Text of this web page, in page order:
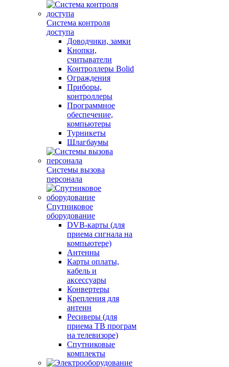
Система контроля
доступа
Доводчики, замки
Кнопки,
считыватели
Контроллеры Bolid
Ограждения
Приборы,
контроллеры
Программное
обеспечение,
компьютеры
Турникеты
Шлагбаумы
Системы вызова
персонала
Спутниковое
оборудование
DVB-карты (для
приема сигнала на
компьютере)
Антенны
Карты оплаты,
кабель и
аксессуары
Конвертеры
Крепления для
антенн
Ресиверы (для
приема ТВ програм
на телевизоре)
Спутниковые
комплекты